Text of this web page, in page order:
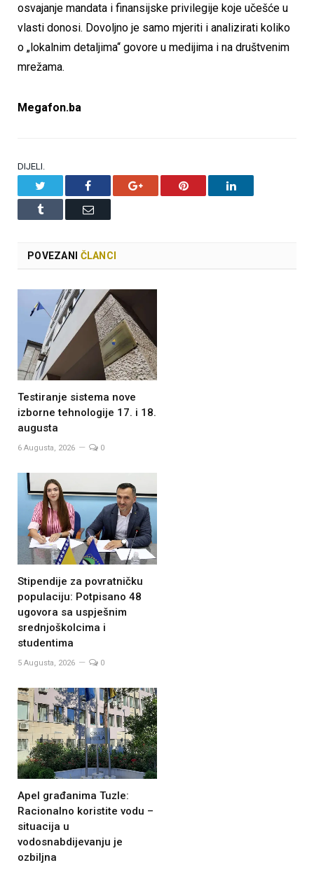
osvajanje mandata i finansijske privilegije koje učešće u
vlasti donosi. Dovoljno je samo mjeriti i analizirati koliko
o „lokalnim detaljima“ govore u medijima i na društvenim
mrežama.
Megafon.ba
DIJELI.
Facebook Google+ Pinterest LinkedIn
Tumblr Email
POVEZANI ČLANCI
Testiranje sistema nove
izborne tehnologije 17. i 18.
augusta
6 Augusta, 2026 0
Stipendije za povratničku
populaciju: Potpisano 48
ugovora sa uspješnim
srednjoškolcima i
studentima
5 Augusta, 2026 0
Apel građanima Tuzle:
Racionalno koristite vodu –
situacija u
vodosnabdijevanju je
ozbiljna